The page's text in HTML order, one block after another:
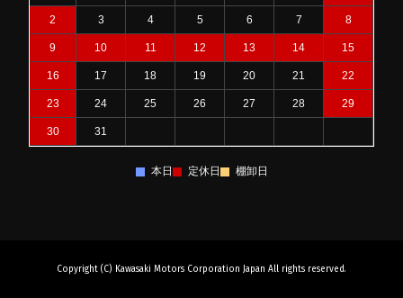
2 3 4 5 6 7 8
9 10 11 12 13 14 15
16 17 18 19 20 21 22
23 24 25 26 27 28 29
30 31
本日 定休日 棚卸日
Copyright (C) Kawasaki Motors Corporation Japan All rights reserved.